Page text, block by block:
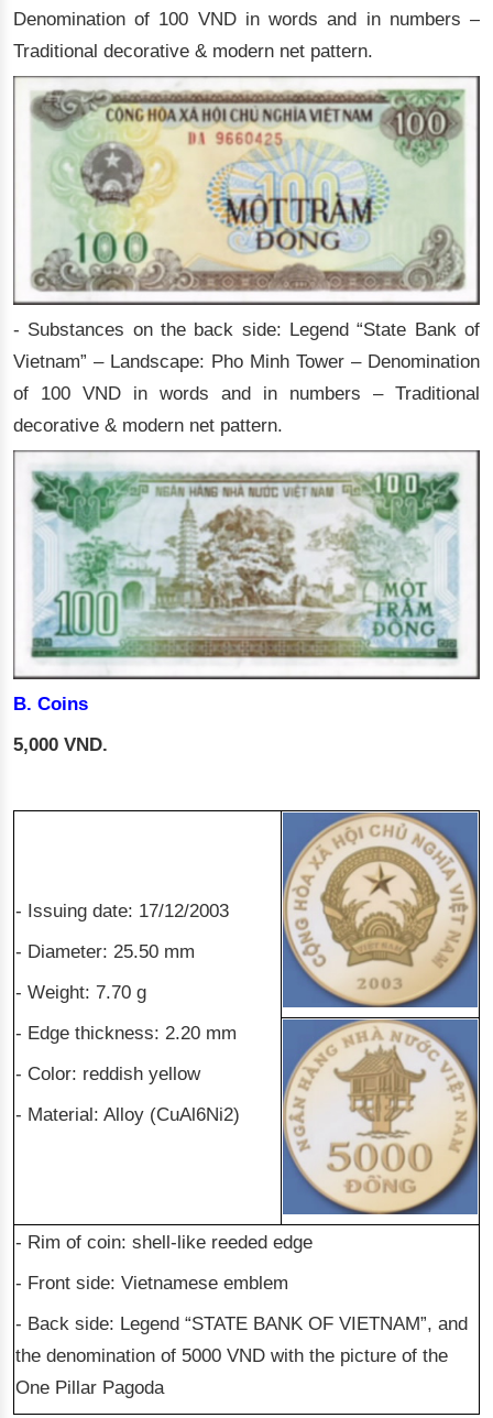
Denomination of 100 VND in words and in numbers –
Traditional decorative & modern net pattern.
- Substances on the back side: Legend “State Bank of
Vietnam” – Landscape: Pho Minh Tower – Denomination
of 100 VND in words and in numbers – Traditional
decorative & modern net pattern.
B. Coins
5,000 VND.
- Issuing date: 17/12/2003
- Diameter: 25.50 mm
- Weight: 7.70 g
- Edge thickness: 2.20 mm
- Color: reddish yellow
- Material: Alloy (CuAl6Ni2)
- Rim of coin: shell-like reeded edge
- Front side: Vietnamese emblem
- Back side: Legend “STATE BANK OF VIETNAM”, and
the denomination of 5000 VND with the picture of the
One Pillar Pagoda